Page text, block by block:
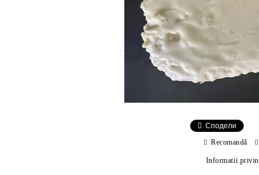
Сподели
Recomandă
Informatii